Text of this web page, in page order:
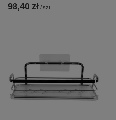
98,40 zł / szt.